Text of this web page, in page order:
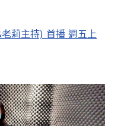
老莉主持) 首播 週五上